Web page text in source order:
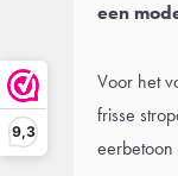
9,3
een
Voor het
frisse
eerbetoon